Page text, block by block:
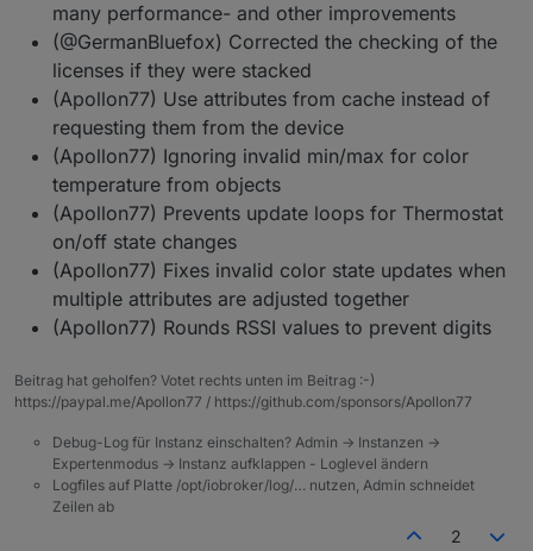
many performance- and other improvements
(@GermanBluefox) Corrected the checking of the
licenses if they were stacked
(Apollon77) Use attributes from cache instead of
requesting them from the device
(Apollon77) Ignoring invalid min/max for color
temperature from objects
(Apollon77) Prevents update loops for Thermostat
on/off state changes
(Apollon77) Fixes invalid color state updates when
multiple attributes are adjusted together
(Apollon77) Rounds RSSI values to prevent digits
Beitrag hat geholfen? Votet rechts unten im Beitrag :-)
https://paypal.me/Apollon77 / https://github.com/sponsors/Apollon77
Debug-Log für Instanz einschalten? Admin -> Instanzen ->
Expertenmodus -> Instanz aufklappen - Loglevel ändern
Logfiles auf Platte /opt/iobroker/log/… nutzen, Admin schneidet
Zeilen ab
2